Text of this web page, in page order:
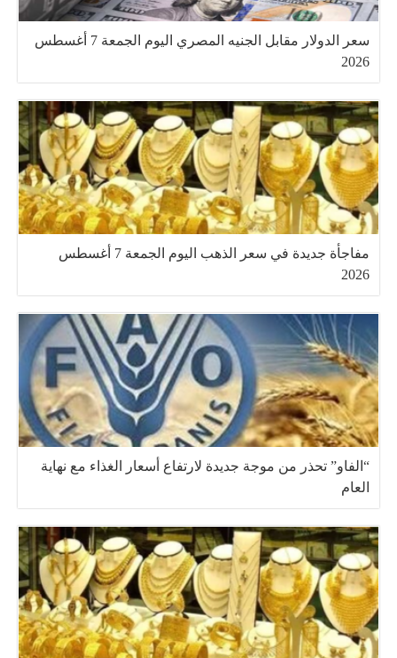
سعر الدولار مقابل الجنيه المصري اليوم الجمعة 7 أغسطس
2026
مفاجأة جديدة في سعر الذهب اليوم الجمعة 7 أغسطس
2026
“الفاو” تحذر من موجة جديدة لارتفاع أسعار الغذاء مع نهاية
العام